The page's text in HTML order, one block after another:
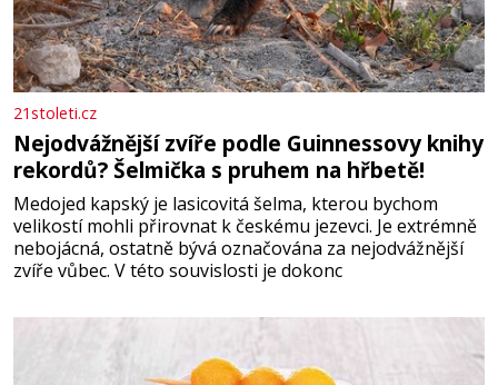
21stoleti.cz
Nejodvážnější zvíře podle Guinnessovy knihy
rekordů? Šelmička s pruhem na hřbetě!
Medojed kapský je lasicovitá šelma, kterou bychom
velikostí mohli přirovnat k českému jezevci. Je extrémně
nebojácná, ostatně bývá označována za nejodvážnější
zvíře vůbec. V této souvislosti je dokonc